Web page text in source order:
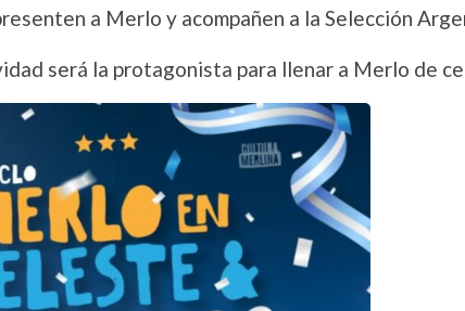
a Merlo y acompañen a la Selección
será la protagonista para llenar a Merlo de